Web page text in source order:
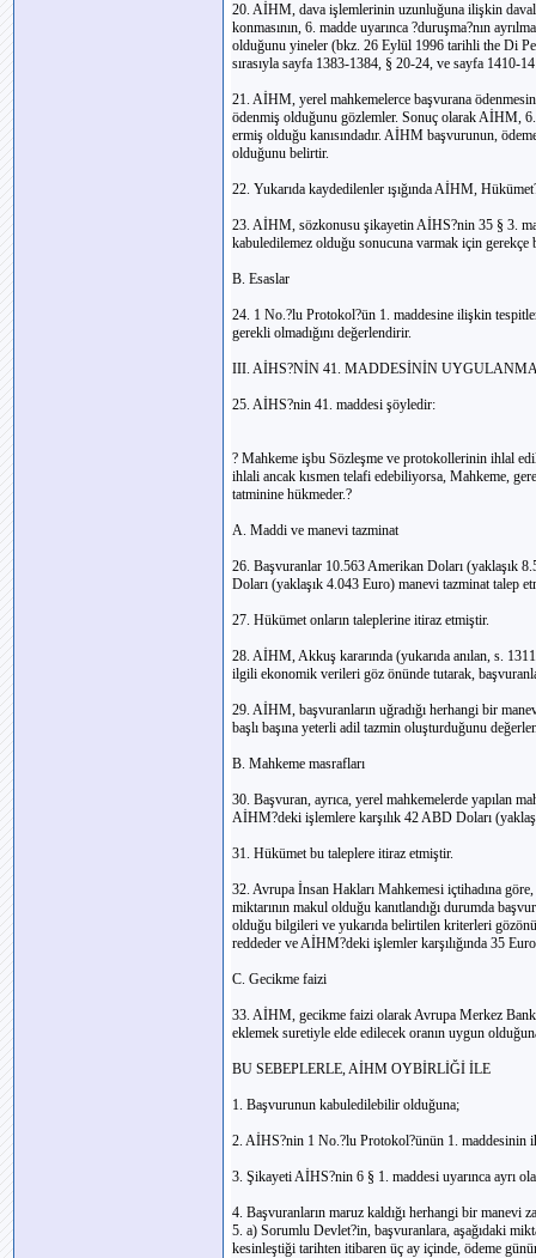
20. AİHM, dava işlemlerinin uzunluğuna ilişkin
konmasının, 6. madde uyarınca ?duruşma?nın
olduğunu yineler (bkz. 26 Eylül 1996 tarihli the Di
sırasıyla sayfa 1383-1384, § 20-24, ve sayfa 1410-
21. AİHM, yerel mahkemelerce başvurana
ödenmiş olduğunu gözlemler. Sonuç olarak AİHM, 6.
ermiş olduğu kanısındadır. AİHM başvurunun,
olduğunu belirtir.
22. Yukarıda kaydedilenler ışığında AİHM,
23. AİHM, sözkonusu şikayetin AİHS?nin 35 § 3.
kabuledilemez olduğu sonucuna varmak için gerekçe
B. Esaslar
24. 1 No.?lu Protokol?ün 1. maddesine ilişkin
gerekli olmadığını değerlendirir.
III. AİHS?NİN 41. MADDESİNİN
25. AİHS?nin 41. maddesi şöyledir:
? Mahkeme işbu Sözleşme ve protokollerinin ihlal
ihlali ancak kısmen telafi edebiliyorsa, Mahkeme,
tatminine hükmeder.?
A. Maddi ve manevi tazminat
26. Başvuranlar 10.563 Amerikan Doları (yaklaşık
Doları (yaklaşık 4.043 Euro) manevi tazminat talep
27. Hükümet onların taleplerine itiraz etmiştir.
28. AİHM, Akkuş kararında (yukarıda anılan, s.
ilgili ekonomik verileri göz önünde tutarak,
29. AİHM, başvuranların uğradığı herhangi bir
başlı başına yeterli adil tazmin oluşturduğunu
B. Mahkeme masrafları
30. Başvuran, ayrıca, yerel mahkemelerde yapılan
AİHM?deki işlemlere karşılık 42 ABD Doları
31. Hükümet bu taleplere itiraz etmiştir.
32. Avrupa İnsan Hakları Mahkemesi içtihadına
miktarının makul olduğu kanıtlandığı durumda
olduğu bilgileri ve yukarıda belirtilen kriterleri
reddeder ve AİHM?deki işlemler karşılığında 35
C. Gecikme faizi
33. AİHM, gecikme faizi olarak Avrupa Merkez
eklemek suretiyle elde edilecek oranın uygun
BU SEBEPLERLE, AİHM OYBİRLİĞİ İLE
1. Başvurunun kabuledilebilir olduğuna;
2. AİHS?nin 1 No.?lu Protokol?ünün 1. maddesinin
3. Şikayeti AİHS?nin 6 § 1. maddesi uyarınca ayrı
4. Başvuranların maruz kaldığı herhangi bir manevi
5. a) Sorumlu Devlet?in, başvuranlara, aşağıdaki
kesinleştiği tarihten itibaren üç ay içinde, ödeme